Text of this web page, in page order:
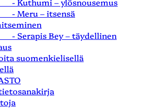
– itsensä
Bey – täydellinen
suomenkielisellä